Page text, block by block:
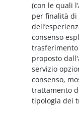
(con le quali
per finalità
consenso
proposto
servizio
consenso,
trattamento
tipologia dei